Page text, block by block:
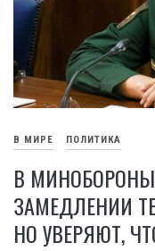
В МИРЕ ПОЛИТИКА
В
ЗАМЕДЛЕНИИ
НО УВЕРЯЮТ,